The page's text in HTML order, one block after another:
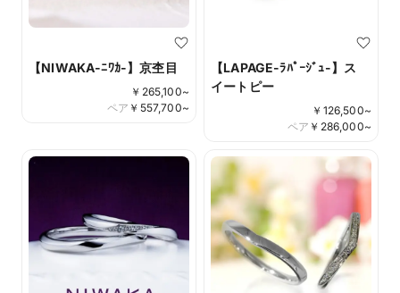
【NIWAKA-ﾆﾜｶ-】京杢目
￥ 265,100~
￥ 557,700~
ペア
【LAPAGE-ﾗﾊﾟｰｼﾞｭ-】ス
イートピー
￥ 126,500~
￥ 286,000~
ペア